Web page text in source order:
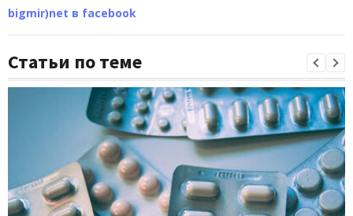
bigmir)net в facebook
Статьи по теме